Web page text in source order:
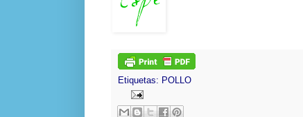
Etiquetas: POLLO